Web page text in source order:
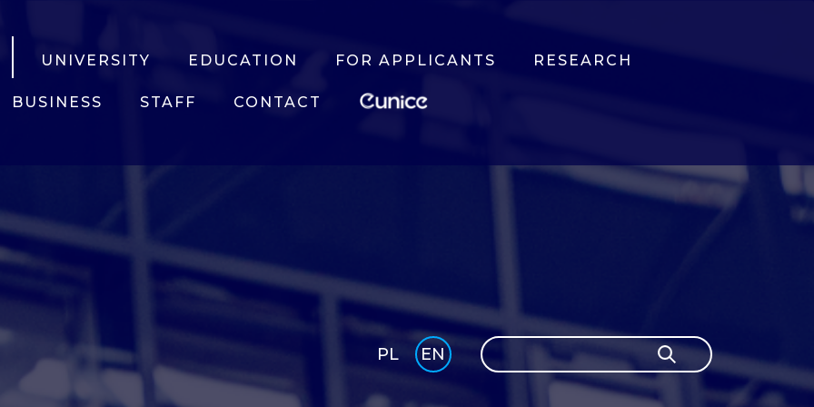
UNIVERSITY EDUCATION FOR APPLICANTS RESEARCH
BUSINESS STAFF CONTACT
Search Search
PL
EN
GLI